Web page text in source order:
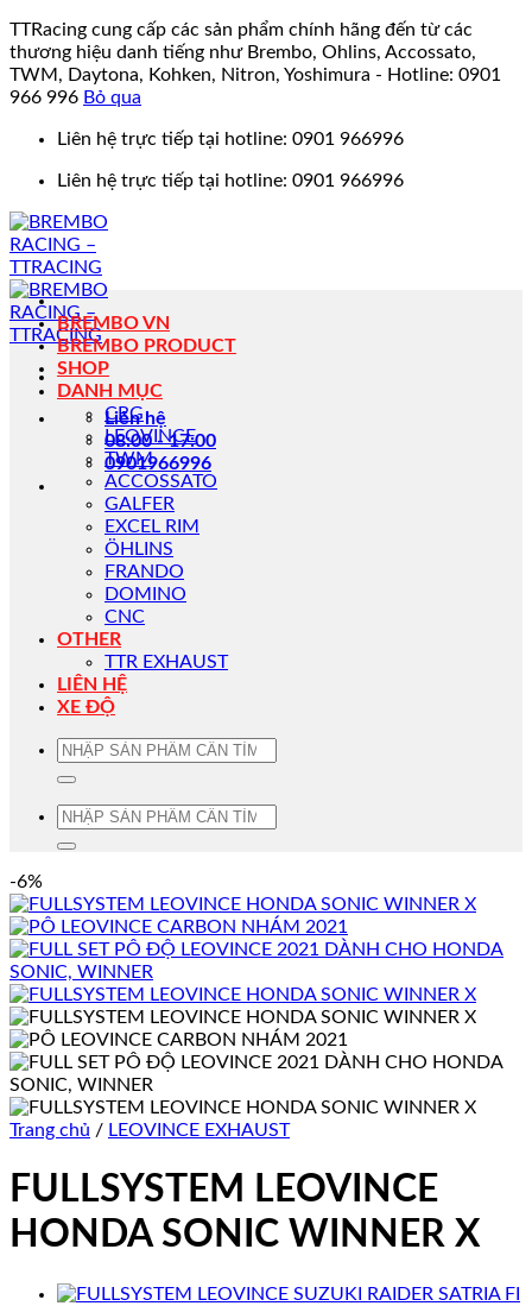
TTRacing cung cấp các sản phẩm chính hãng đến từ các
thương hiệu danh tiếng như Brembo, Ohlins, Accossato,
TWM, Daytona, Kohken, Nitron, Yoshimura - Hotline: 0901
966 996 Bỏ qua
Liên hệ trực tiếp tại hotline: 0901 966996
Liên hệ trực tiếp tại hotline: 0901 966996
Liên hệ
08:00 - 17:00
0901966996
BREMBO VN
BREMBO PRODUCT
SHOP
DANH MỤC
CRG
LEOVINCE
TWM
ACCOSSATO
GALFER
EXCEL RIM
ÖHLINS
FRANDO
DOMINO
CNC
OTHER
TTR EXHAUST
LIÊN HỆ
XE ĐỘ
Tìm
Tìm
-6%
Trang chủ / LEOVINCE EXHAUST
FULLSYSTEM LEOVINCE
HONDA SONIC WINNER X